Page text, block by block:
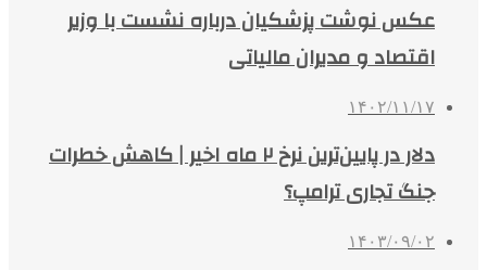
عکس نوشت پزشکیان درباره نشست با وزیر
اقتصاد و مدیران مالیاتی
۱۴۰۲/۱۱/۱۷
دلار در پایین‌ترین نرخ ۲ ماه اخیر | کاهش خطرات
جنگ تجاری ترامپ؟
۱۴۰۳/۰۹/۰۲